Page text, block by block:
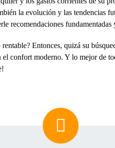
la evolución y las tendencias
recomendaciones
Entonces, quizá su
confort moderno. Y lo mejor de